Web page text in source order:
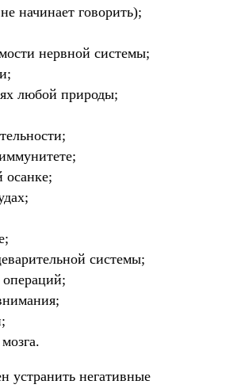
начинает говорить);
нервной системы;
любой природы;
осанке;
системы;
операций;
устранить негативные